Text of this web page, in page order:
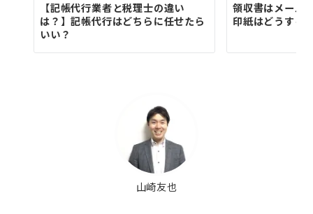
【記帳代行業者と税理士の違い
は？】記帳代行はどちらに任せたら
いい？
領収書はメール
印紙はどうする
山崎友也